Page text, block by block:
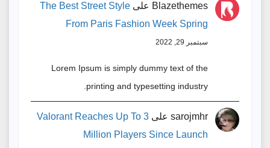
Blazethemes على The Best Street Style
From Paris Fashion Week Spring
سبتمبر 29, 2022
Lorem Ipsum is simply dummy text of the
printing and typesetting industry.
sarojmhr على Valorant Reaches Up To 3
Million Players Since Launch